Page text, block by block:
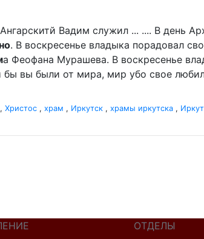
Вадим служил ... .... В день
. В воскресенье владыка порадовал
а Феофана Мурашева. В воскресенье
бы вы были от мира, мир убо свое
, Христос , храм , Иркутск , храмы иркутска ,
ОТДЕЛЫ